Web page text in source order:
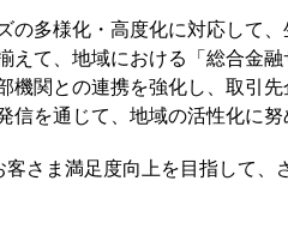
の多様化・高度化に対応して
えて、地域における「総合金
機関との連携を強化し、取引
を通じて、地域の活性化に努
さま満足度向上を目指して、